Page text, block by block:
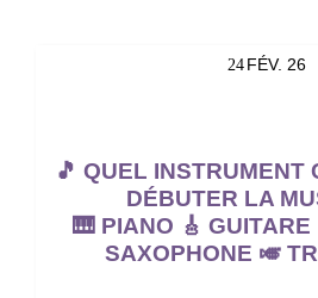
24 FÉV. 26
🎵 QUEL INSTRUMENT
DÉBUTER LA
🎹 PIANO 🎸
SAXOPHONE 🎺